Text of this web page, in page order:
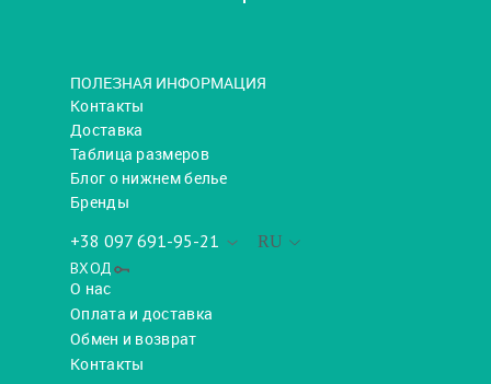
ПОЛЕЗНАЯ ИНФОРМАЦИЯ
Контакты
Доставка
Таблица размеров
Блог о нижнем белье
Бренды
RU
+38 097 691-95-21
ВХОД
О нас
Оплата и доставка
Обмен и возврат
Контакты